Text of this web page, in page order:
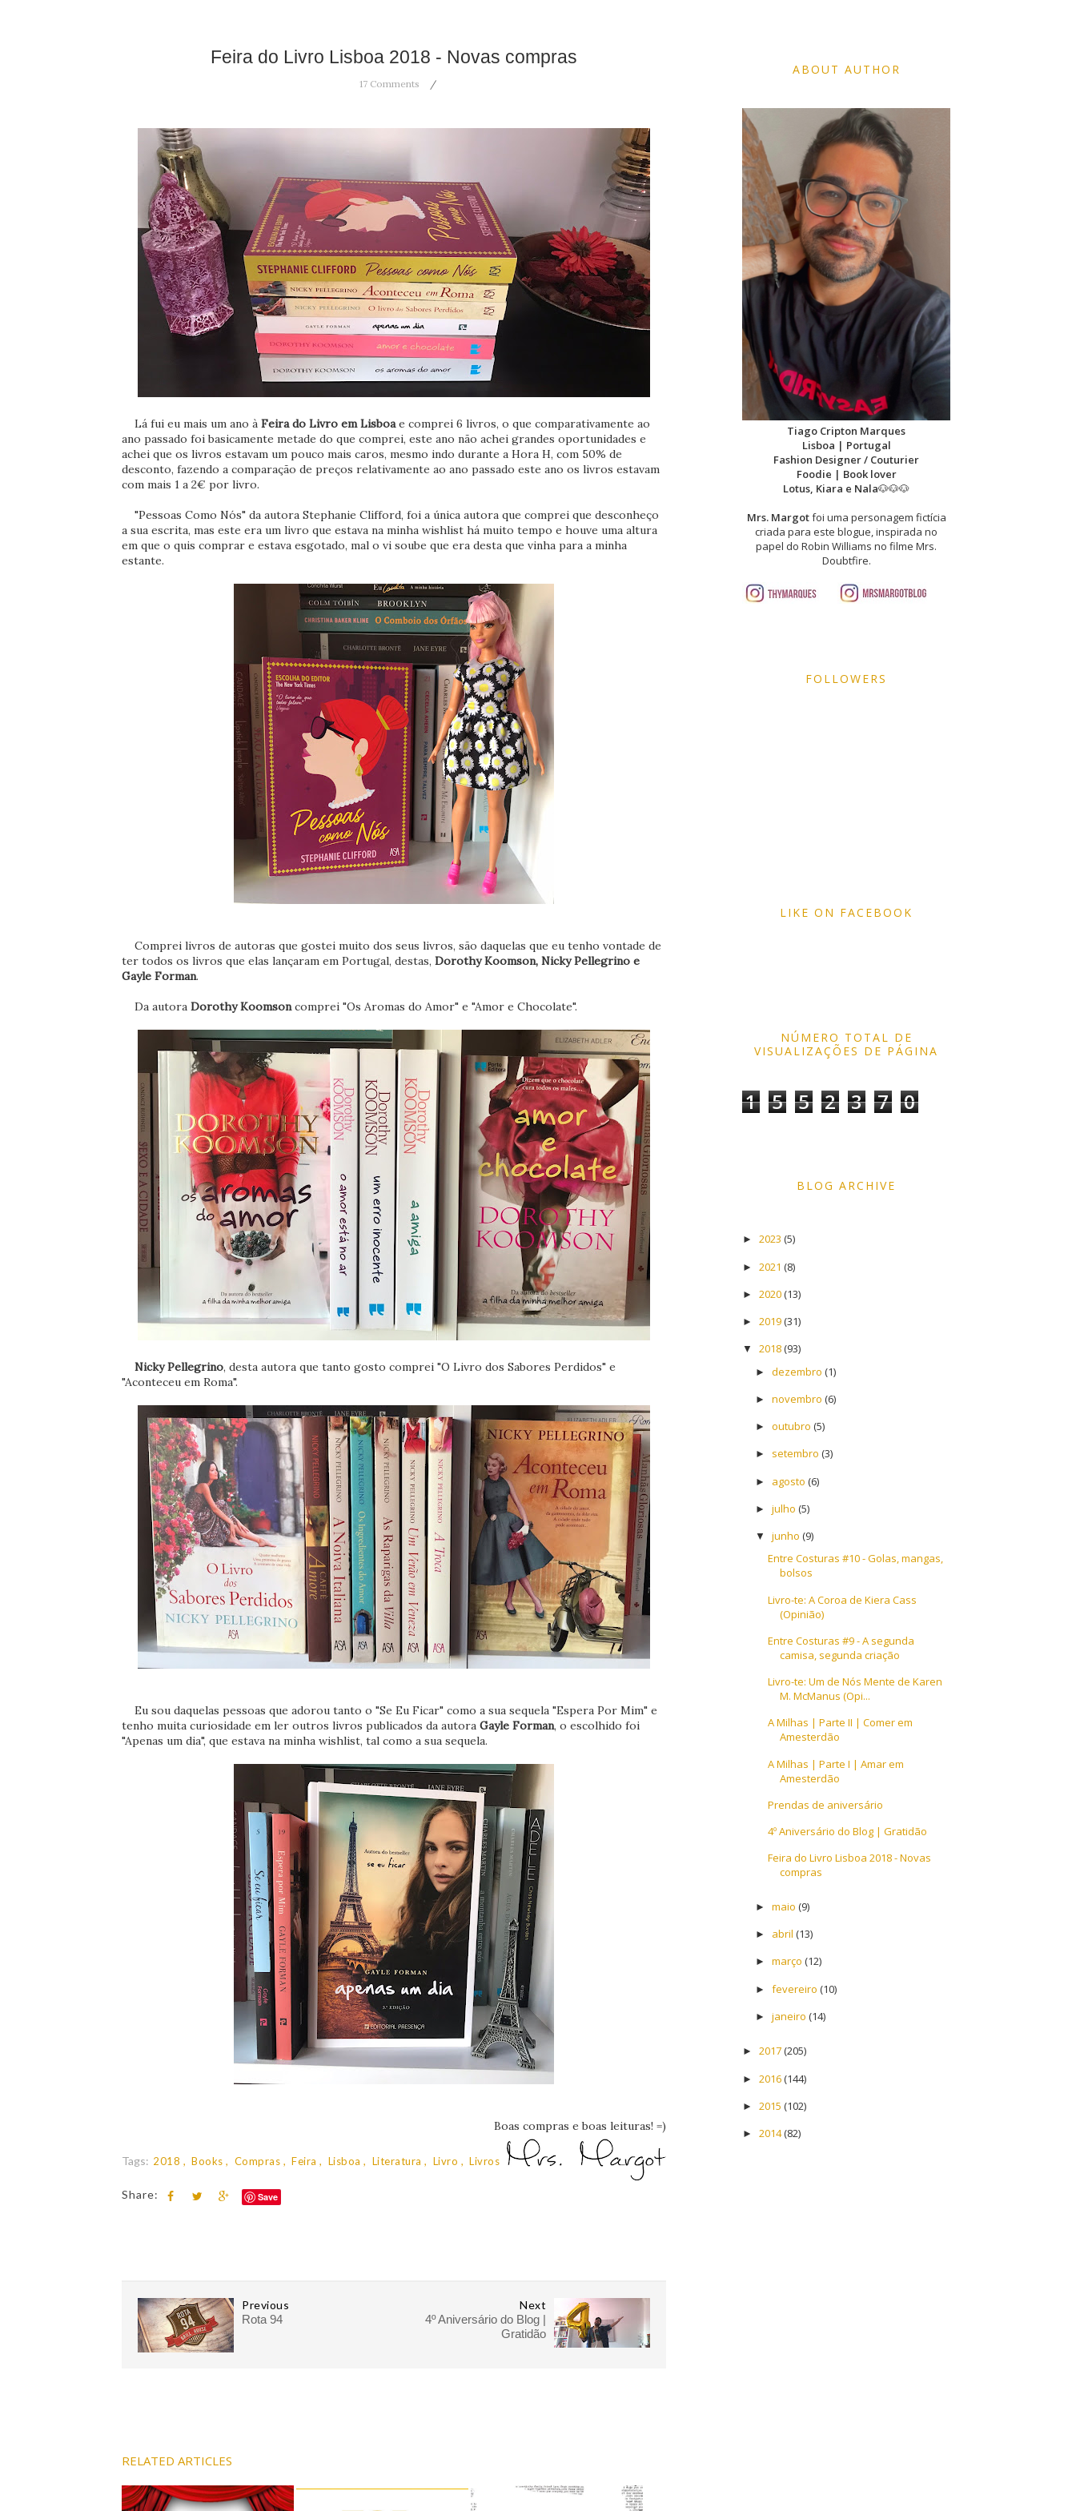
Feira do Livro Lisboa 2018 - Novas compras
17 Comments
Lá fui eu mais um ano à Feira do Livro em Lisboae comprei 6 livros, o que comparativamente ao
ano passado foi basicamente metade do que comprei, este ano não achei grandes oportunidades e
achei que os livros estavam um pouco mais caros, mesmo indo durante a Hora H, com 50% de
desconto, fazendo a comparação de preços relativamente ao ano passado este ano os livros estavam
com mais 1 a 2€ por livro.
"Pessoas Como Nós" da autora Stephanie Clifford, foi a única autora que comprei que desconheço
a sua escrita, mas este era um livro que estava na minha wishlist há muito tempo e houve uma altura
em que o quis comprar e estava esgotado, mal o vi soube que era desta que vinha para a minha
estante.
Comprei livros de autoras que gostei muito dos seus livros, são daquelas que eu tenho vontade de
ter todos os livros que elas lançaram em Portugal, destas, Dorothy Koomson, Nicky Pellegrino e
Gayle Forman.
Da autora Dorothy Koomsoncomprei "Os Aromas do Amor" e "Amor e Chocolate".
Nicky Pellegrino, desta autora que tanto gosto comprei "O Livro dos Sabores Perdidos" e
"Aconteceu em Roma".
Eu sou daquelas pessoas que adorou tanto o "Se Eu Ficar" como a sua sequela "Espera Por Mim" e
tenho muita curiosidade em ler outros livros publicados da autora Gayle Forman, o escolhido foi
"Apenas um dia", que estava na minha wishlist, tal como a sua sequela.
Boas compras e boas leituras! =)
Tags: 2018 Books Compras Feira Lisboa Literatura Livro Livros
Share: Save
Next
4º Aniversário do Blog |
Gratidão
Previous
Rota 94
RELATED ARTICLES
ABOUT AUTHOR
Tiago Cripton Marques
Lisboa | Portugal
Fashion Designer / Couturier
Foodie | Book lover
Lotus, Kiara e Nala🐶🐶🐶
Mrs. Margotfoi uma personagem fictícia
criada para este blogue, inspirada no
papel do Robin Williams no filme Mrs.
Doubtfire.
FOLLOWERS
LIKE ON FACEBOOK
NÚMERO TOTAL DE
VISUALIZAÇÕES DE PÁGINA
1 5 5 2 3 7 0
BLOG ARCHIVE
► 2023 (5)
► 2021 (8)
► 2020(13)
► 2019(31)
▼ 2018(93)
► dezembro (1)
► novembro (6)
► outubro (5)
► setembro (3)
► agosto (6)
► julho (5)
▼ junho (9)
Entre Costuras #10 - Golas, mangas,
bolsos
Livro-te: A Coroa de Kiera Cass
(Opinião)
Entre Costuras #9 - A segunda
camisa, segunda criação
Livro-te: Um de Nós Mente de Karen
M. McManus (Opi...
A Milhas | Parte II | Comer em
Amesterdão
A Milhas | Parte I | Amar em
Amesterdão
Prendas de aniversário
4º Aniversário do Blog | Gratidão
Feira do Livro Lisboa 2018 - Novas
compras
► maio (9)
► abril (13)
► março (12)
► fevereiro (10)
► janeiro (14)
► 2017(205)
► 2016(144)
► 2015 (102)
► 2014(82)